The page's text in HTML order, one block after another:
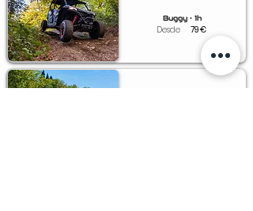
Buggy • 1h
Desde 79€